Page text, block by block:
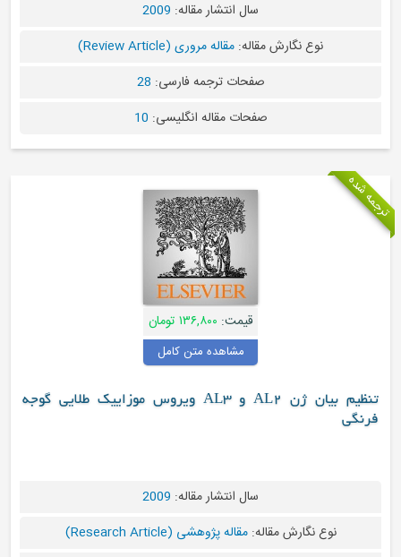
سال انتشار مقاله:2009
نوع نگارش مقاله:مقاله مروری (Review Article)
صفحات ترجمه فارسی:28
صفحات مقاله انگلیسی:10
۱۳۶,۸۰۰ تومان
مشاهده متن کامل
تنظیم بیان ژن AL2 و AL3 ویروس موزاییک طلایی گوجه
سال انتشار مقاله:2009
نوع نگارش مقاله:مقاله پژوهشی (Research Article)